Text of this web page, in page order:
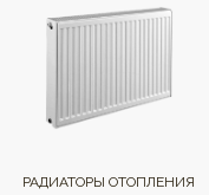
РАДИАТОРЫ ОТОПЛЕНИЯ